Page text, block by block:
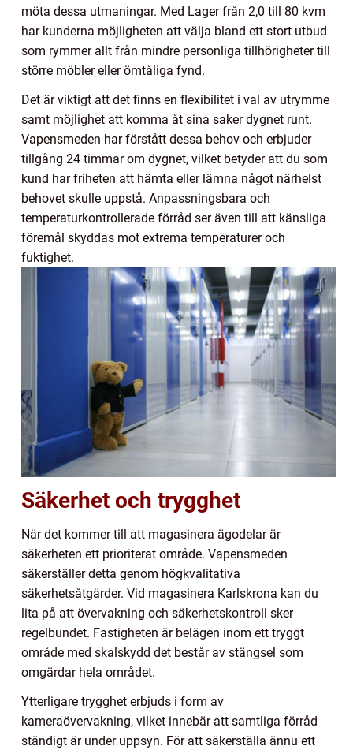
möta dessa utmaningar. Med Lager från 2,0 till 80 kvm
har kunderna möjligheten att välja bland ett stort utbud
som rymmer allt från mindre personliga tillhörigheter till
större möbler eller ömtåliga fynd.
Det är viktigt att det finns en flexibilitet i val av utrymme
samt möjlighet att komma åt sina saker dygnet runt.
Vapensmeden har förstått dessa behov och erbjuder
tillgång 24 timmar om dygnet, vilket betyder att du som
kund har friheten att hämta eller lämna något närhelst
behovet skulle uppstå. Anpassningsbara och
temperaturkontrollerade förråd ser även till att känsliga
föremål skyddas mot extrema temperaturer och
fuktighet.
Säkerhet och trygghet
När det kommer till att magasinera ägodelar är
säkerheten ett prioriterat område. Vapensmeden
säkerställer detta genom högkvalitativa
säkerhetsåtgärder. Vid magasinera Karlskrona kan du
lita på att övervakning och säkerhetskontroll sker
regelbundet. Fastigheten är belägen inom ett tryggt
område med skalskydd det består av stängsel som
omgärdar hela området.
Ytterligare trygghet erbjuds i form av
kameraövervakning, vilket innebär att samtliga förråd
ständigt är under uppsyn. För att säkerställa ännu ett